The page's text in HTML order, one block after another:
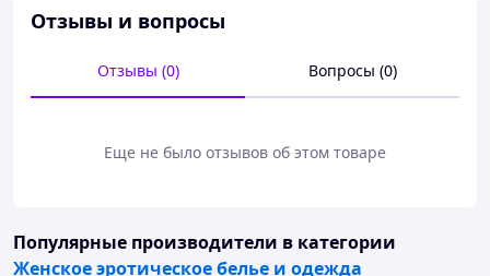
Отзывы и вопросы
Отзывы (0) Вопросы (0)
Еще не было отзывов об этом товаре
Популярные производители в категории
Женское эротическое белье и одежда